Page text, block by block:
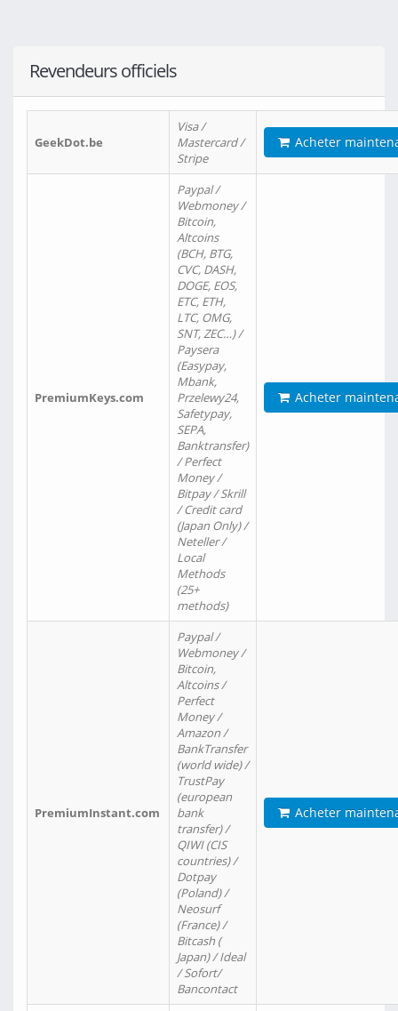
Revendeurs officiels
GeekDot.be
Visa /
Mastercard /
Stripe
Acheter
PremiumKeys.com
Paypal /
Webmoney /
Bitcoin,
Altcoins
(BCH, BTG,
CVC, DASH,
DOGE, EOS,
ETC, ETH,
LTC, OMG,
SNT, ZEC…) /
Paysera
(Easypay,
Mbank,
Przelewy24,
Safetypay,
SEPA,
Banktransfer)
/ Perfect
Money /
Bitpay / Skrill
/ Credit card
(Japan Only) /
Neteller /
Local
Methods
(25+
methods)
Acheter
PremiumInstant.com
Paypal /
Webmoney /
Bitcoin,
Altcoins /
Perfect
Money /
Amazon /
BankTransfer
(world wide) /
TrustPay
(european
bank
transfer) /
QIWI (CIS
countries) /
Dotpay
(Poland) /
Neosurf
(France) /
Bitcash (
Japan) / Ideal
/ Sofort/
Bancontact
Acheter